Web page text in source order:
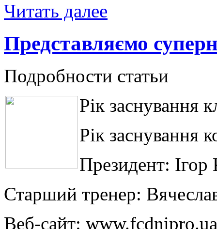
Читать далее
Представляємо
Подробности статьи
Рік заснування
Рік заснування
Президент:
Старший тренер:
Веб-сайт: www.fcdnipro.ua